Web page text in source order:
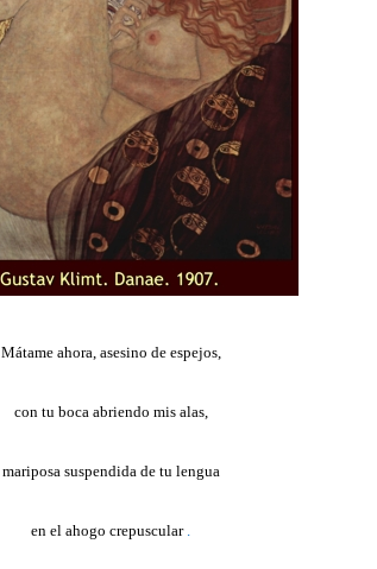
Mátame ahora, asesino de espejos,
con tu boca abriendo mis alas,
mariposa suspendida de tu lengua
en el ahogo crepuscular